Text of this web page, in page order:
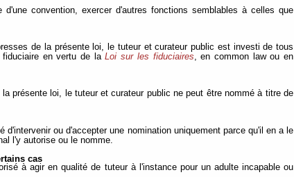
d'une convention, exercer d'autres fonctions semblables à celles que
de la présente loi, le tuteur et curateur public est investi de tous
fiduciaire en vertu de laLoi sur les fiduciaires, en common law ou en
présente loi, le tuteur et curateur public ne peut être nommé à titre de
d'intervenir ou d'accepter une nomination uniquement parce qu'il en a le
l'y autorise ou le nomme.
cas
à agir en qualité de tuteur à l'instance pour un adulte incapable ou